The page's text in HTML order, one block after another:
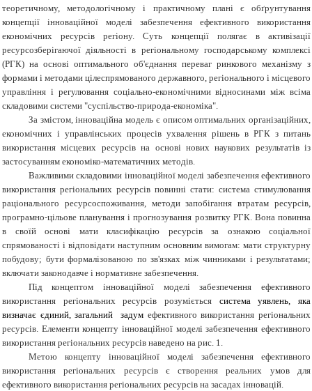
теоретичному, методологічному і практичному плані є обґрунтування
концепції інноваційної моделі забезпечення ефективного використання
економічних ресурсів регіону. Суть концепції полягає в активізації
ресурсозберігаючої діяльності в регіональному господарському комплексі
(РГК) на основі оптимального об'єднання переваг ринкового механізму з
формами і методами цілеспрямованого державного, регіонального і місцевого
управління і регулювання соціально-економічними відносинами між всіма
складовими системи "суспільство-природа-економіка".
За змістом, інноваційна модель є описом оптимальних організаційних,
економічних і управлінських процесів ухвалення рішень в РГК з питань
використання місцевих ресурсів на основі нових наукових результатів із
застосуванням економіко-математичних методів.
Важливими складовими інноваційної моделі забезпечення ефективного
використання регіональних ресурсів повинні стати: система стимулювання
раціонального ресурсоспоживання, методи запобігання втратам ресурсів,
програмно-цільове планування і прогнозування розвитку РГК. Вона повинна
в своїй основі мати класифікацію ресурсів за ознакою соціальної
спрямованості і відповідати наступним основним вимогам: мати структурну
побудову; бути формалізованою по зв'язках між чинниками і результатами;
включати законодавче і нормативне забезпечення.
Під концептом інноваційної моделі забезпечення ефективного
використання регіональних ресурсів розуміється система уявлень, яка
визначає єдиний, загальний задум ефективного використання регіональних
ресурсів. Елементи концепту інноваційної моделі забезпечення ефективного
використання регіональних ресурсів наведено на рис. 1.
Метою
концепту інноваційної моделі забезпечення ефективного
використання регіональних ресурсів є створення реальних умов для
ефективного використання регіональних ресурсів на засадах інновацій.